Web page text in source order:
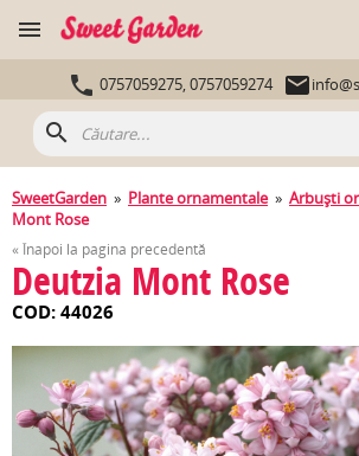

 0757059275, 0757059274 
search
SweetGarden » Plante ornamentale» Arbuşti
Mont Rose
« Înapoi la pagina precedentă
Deutzia Mont Rose
COD: 44026